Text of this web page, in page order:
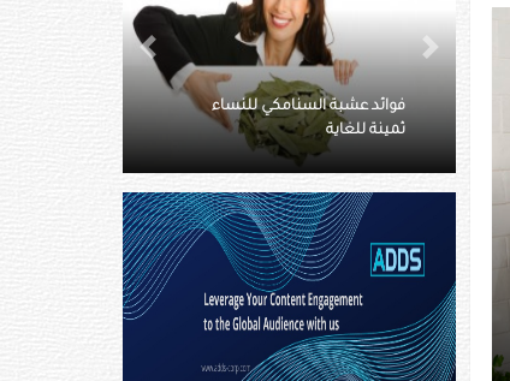
إجراءات شائعة للحفاظ على الجمال
تضر بالصحة
Previous
Next